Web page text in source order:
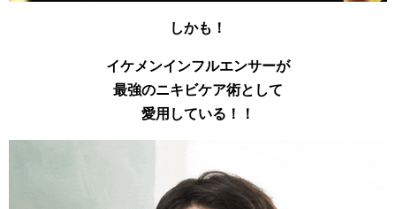
しかも！
イケメンインフルエンサーが
最強のニキビケア術として
愛用している！！